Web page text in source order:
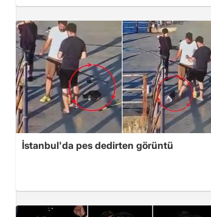
İstanbul'da pes dedirten görüntü